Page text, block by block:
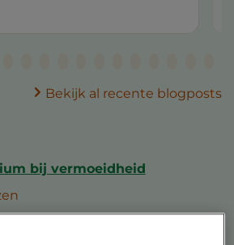
Bekijk al recente blogposts
bij vermoeidheid